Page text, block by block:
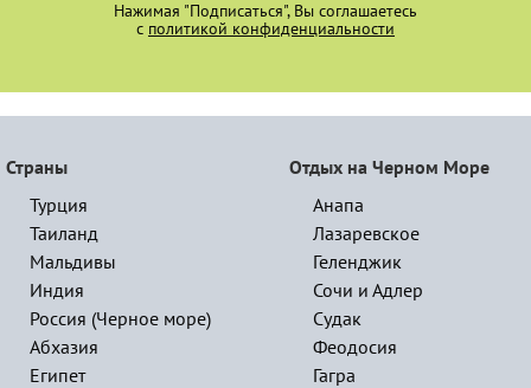
Нажимая "Подписаться", Вы соглашаетесь
с политикой конфиденциальности
Страны
Турция
Таиланд
Мальдивы
Индия
Россия (Черное море)
Абхазия
Египет
Отдых на Черном Море
Анапа
Лазаревское
Геленджик
Сочи и Адлер
Судак
Феодосия
Гагра